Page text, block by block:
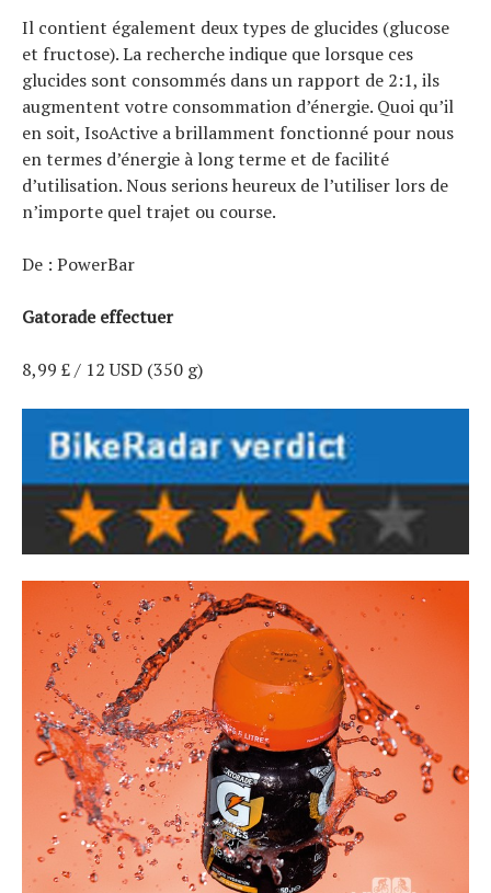
Il contient également deux types de glucides (glucose
et fructose). La recherche indique que lorsque ces
glucides sont consommés dans un rapport de 2:1, ils
augmentent votre consommation d’énergie. Quoi qu’il
en soit, IsoActive a brillamment fonctionné pour nous
en termes d’énergie à long terme et de facilité
d’utilisation. Nous serions heureux de l’utiliser lors de
n’importe quel trajet ou course.
De : PowerBar
Gatorade effectuer
8,99 £ / 12 USD (350 g)